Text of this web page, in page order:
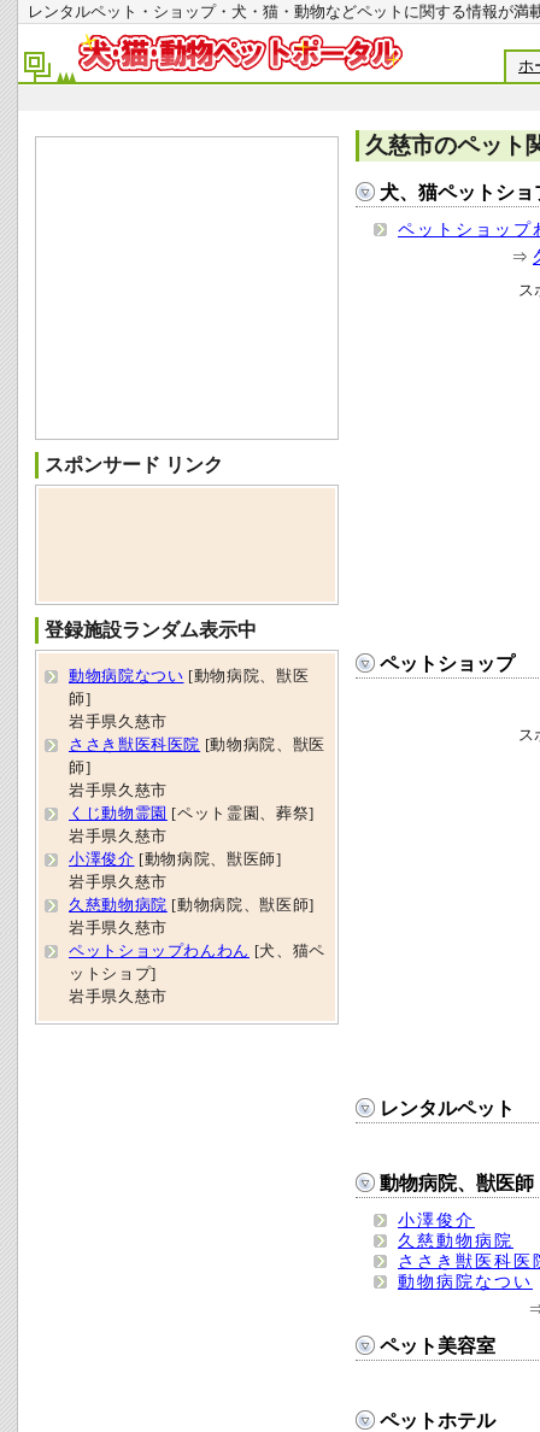
レンタルペット・ショップ・犬・猫・動物などペットに関する情報
ホ
久慈市のペット
犬、猫ペットショ
ペットショップ
⇒
ス
ペットショップ
ス
レンタルペット
動物病院、獣医師
小澤俊介
久慈動物病院
ささき獣医科医
動物病院なつい
ペット美容室
ペットホテル
スポンサード リンク
登録施設ランダム表示中
動物病院なつい [動物病院、獣医
師]
岩手県久慈市
ささき獣医科医院 [動物病院、獣医
師]
岩手県久慈市
くじ動物霊園 [ペット霊園、葬祭]
岩手県久慈市
小澤俊介 [動物病院、獣医師]
岩手県久慈市
久慈動物病院 [動物病院、獣医師]
岩手県久慈市
ペットショップわんわん [犬、猫ペ
ットショプ]
岩手県久慈市